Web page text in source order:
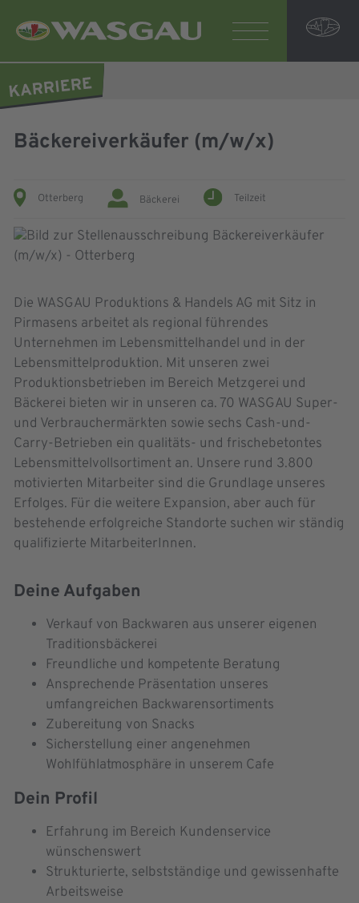
Bäckereiverkäufer (m/w/x)
Otterberg Bäckerei Teilzeit
Die WASGAU Produktions & Handels AG mit Sitz in
Pirmasens arbeitet als regional führendes
Unternehmen im Lebensmittelhandel und in der
Lebensmittelproduktion. Mit unseren zwei
Produktionsbetrieben im Bereich Metzgerei und
Bäckerei bieten wir in unseren ca. 70 WASGAU Super-
und Verbrauchermärkten sowie sechs Cash-und-
Carry-Betrieben ein qualitäts- und frischebetontes
Lebensmittelvollsortiment an. Unsere rund 3.800
motivierten Mitarbeiter sind die Grundlage unseres
Erfolges. Für die weitere Expansion, aber auch für
bestehende erfolgreiche Standorte suchen wir ständig
qualifizierte MitarbeiterInnen.
Deine Aufgaben
Verkauf von Backwaren aus unserer eigenen
Traditionsbäckerei
Freundliche und kompetente Beratung
Ansprechende Präsentation unseres
umfangreichen Backwarensortiments
Zubereitung von Snacks
Sicherstellung einer angenehmen
Wohlfühlatmosphäre in unserem Cafe
Dein Profil
Erfahrung im Bereich Kundenservice
wünschenswert
Strukturierte, selbstständige und gewissenhafte
Arbeitsweise